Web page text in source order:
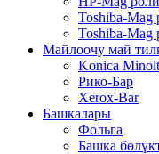
Toshiba-Mag
Toshiba-Mag
Майлоочу май
Konica
Рико-Бар
Xerox-Bar
Башкалары
Фольга
Башка